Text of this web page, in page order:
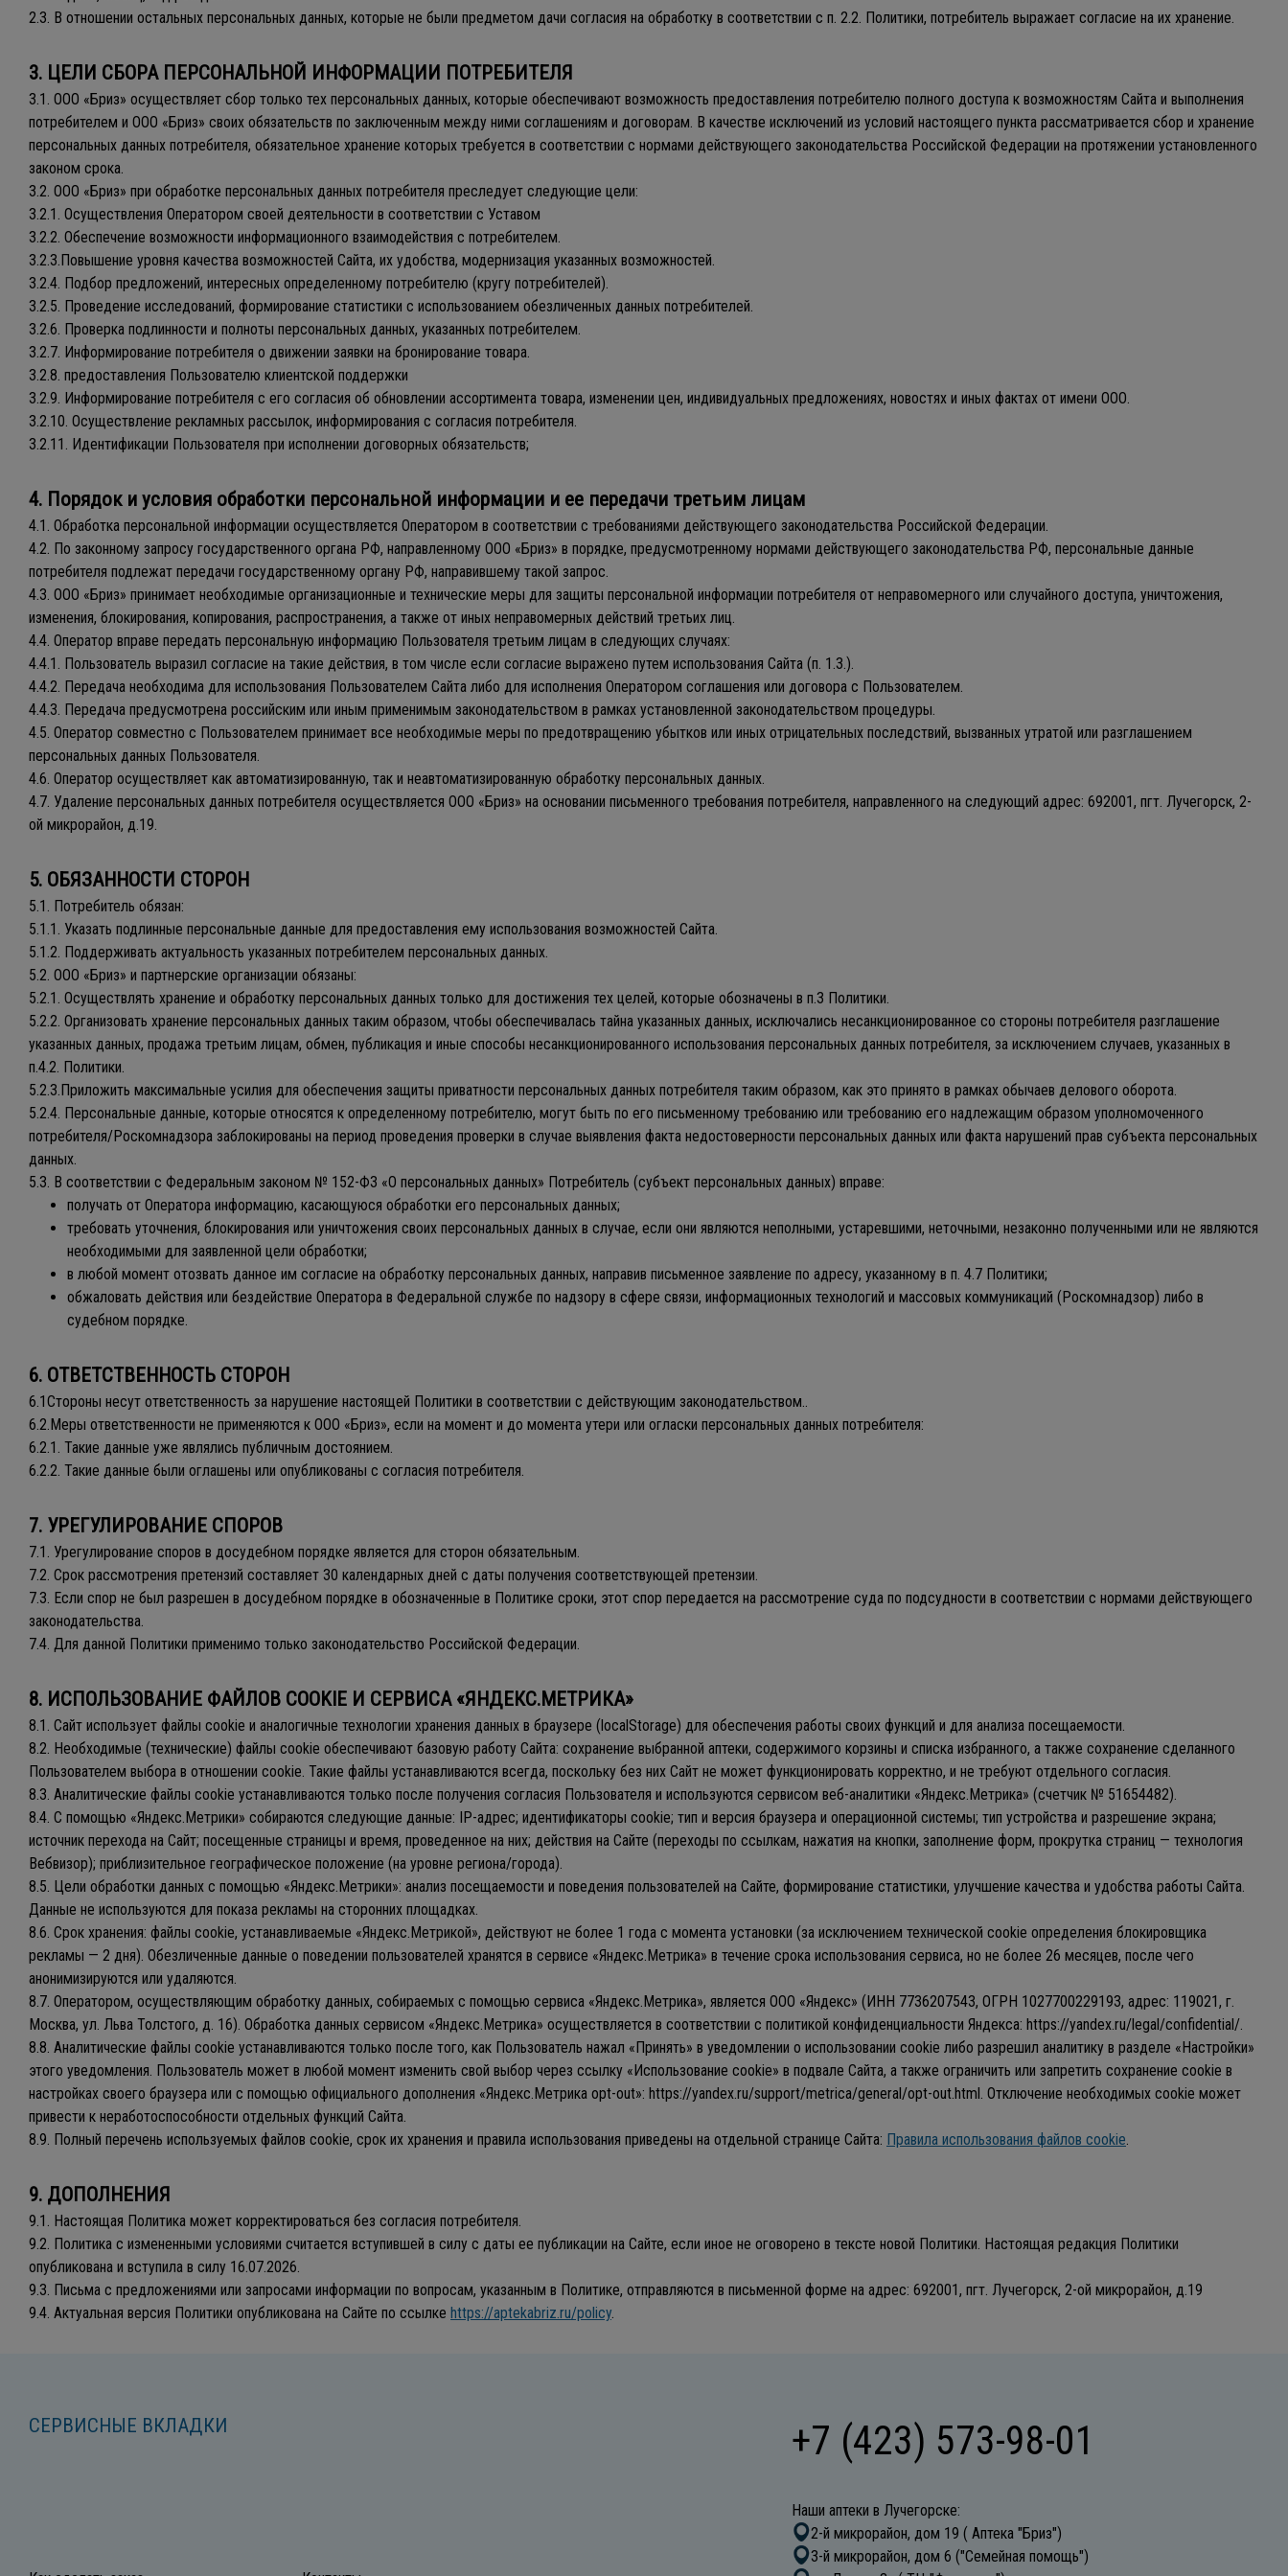
2.3. В отношении остальных персональных данных, которые не были предметом дачи согласия на обработку в соответствии с п. 2.2. Политики, потребитель выражает согласие на их хранение.
3. ЦЕЛИ СБОРА ПЕРСОНАЛЬНОЙ ИНФОРМАЦИИ ПОТРЕБИТЕЛЯ
3.1. ООО «Бриз» осуществляет сбор только тех персональных данных, которые обеспечивают возможность предоставления потребителю полного доступа к возможностям Сайта и выполнения
потребителем и ООО «Бриз» своих обязательств по заключенным между ними соглашениям и договорам. В качестве исключений из условий настоящего пункта рассматривается сбор и хранение
персональных данных потребителя, обязательное хранение которых требуется в соответствии с нормами действующего законодательства Российской Федерации на протяжении установленного
законом срока.
3.2. ООО «Бриз» при обработке персональных данных потребителя преследует следующие цели:
3.2.1. Осуществления Оператором своей деятельности в соответствии с Уставом
3.2.2. Обеспечение возможности информационного взаимодействия с потребителем.
3.2.3.Повышение уровня качества возможностей Сайта, их удобства, модернизация указанных возможностей.
3.2.4. Подбор предложений, интересных определенному потребителю (кругу потребителей).
3.2.5. Проведение исследований, формирование статистики с использованием обезличенных данных потребителей.
3.2.6. Проверка подлинности и полноты персональных данных, указанных потребителем.
3.2.7. Информирование потребителя о движении заявки на бронирование товара.
3.2.8. предоставления Пользователю клиентской поддержки
3.2.9. Информирование потребителя с его согласия об обновлении ассортимента товара, изменении цен, индивидуальных предложениях, новостях и иных фактах от имени ООО.
3.2.10. Осуществление рекламных рассылок, информирования с согласия потребителя.
3.2.11. Идентификации Пользователя при исполнении договорных обязательств;
4. Порядок и условия обработки персональной информации и ее передачи третьим лицам
4.1. Обработка персональной информации осуществляется Оператором в соответствии с требованиями действующего законодательства Российской Федерации.
4.2. По законному запросу государственного органа РФ, направленному ООО «Бриз» в порядке, предусмотренному нормами действующего законодательства РФ, персональные данные
потребителя подлежат передачи государственному органу РФ, направившему такой запрос.
4.3. ООО «Бриз» принимает необходимые организационные и технические меры для защиты персональной информации потребителя от неправомерного или случайного доступа, уничтожения,
изменения, блокирования, копирования, распространения, а также от иных неправомерных действий третьих лиц.
4.4. Оператор вправе передать персональную информацию Пользователя третьим лицам в следующих случаях:
4.4.1. Пользователь выразил согласие на такие действия, в том числе если согласие выражено путем использования Сайта (п. 1.3.).
4.4.2. Передача необходима для использования Пользователем Сайта либо для исполнения Оператором соглашения или договора с Пользователем.
4.4.3. Передача предусмотрена российским или иным применимым законодательством в рамках установленной законодательством процедуры.
4.5. Оператор совместно с Пользователем принимает все необходимые меры по предотвращению убытков или иных отрицательных последствий, вызванных утратой или разглашением
персональных данных Пользователя.
4.6. Оператор осуществляет как автоматизированную, так и неавтоматизированную обработку персональных данных.
4.7. Удаление персональных данных потребителя осуществляется ООО «Бриз» на основании письменного требования потребителя, направленного на следующий адрес: 692001, пгт. Лучегорск, 2-
ой микрорайон, д.19.
5. ОБЯЗАННОСТИ СТОРОН
5.1. Потребитель обязан:
5.1.1. Указать подлинные персональные данные для предоставления ему использования возможностей Сайта.
5.1.2. Поддерживать актуальность указанных потребителем персональных данных.
5.2. ООО «Бриз» и партнерские организации обязаны:
5.2.1. Осуществлять хранение и обработку персональных данных только для достижения тех целей, которые обозначены в п.3 Политики.
5.2.2. Организовать хранение персональных данных таким образом, чтобы обеспечивалась тайна указанных данных, исключались несанкционированное со стороны потребителя разглашение
указанных данных, продажа третьим лицам, обмен, публикация и иные способы несанкционированного использования персональных данных потребителя, за исключением случаев, указанных в
п.4.2. Политики.
5.2.3.Приложить максимальные усилия для обеспечения защиты приватности персональных данных потребителя таким образом, как это принято в рамках обычаев делового оборота.
5.2.4. Персональные данные, которые относятся к определенному потребителю, могут быть по его письменному требованию или требованию его надлежащим образом уполномоченного
потребителя/Роскомнадзора заблокированы на период проведения проверки в случае выявления факта недостоверности персональных данных или факта нарушений прав субъекта персональных
данных.
5.3. В соответствии с Федеральным законом № 152-ФЗ «О персональных данных» Потребитель (субъект персональных данных) вправе:
получать от Оператора информацию, касающуюся обработки его персональных данных;
требовать уточнения, блокирования или уничтожения своих персональных данных в случае, если они являются неполными, устаревшими, неточными, незаконно полученными или не являются
необходимыми для заявленной цели обработки;
в любой момент отозвать данное им согласие на обработку персональных данных, направив письменное заявление по адресу, указанному в п. 4.7 Политики;
обжаловать действия или бездействие Оператора в Федеральной службе по надзору в сфере связи, информационных технологий и массовых коммуникаций (Роскомнадзор) либо в
судебном порядке.
6. ОТВЕТСТВЕННОСТЬ СТОРОН
6.1Стороны несут ответственность за нарушение настоящей Политики в соответствии с действующим законодательством..
6.2.Меры ответственности не применяются к ООО «Бриз», если на момент и до момента утери или огласки персональных данных потребителя:
6.2.1. Такие данные уже являлись публичным достоянием.
6.2.2. Такие данные были оглашены или опубликованы с согласия потребителя.
7. УРЕГУЛИРОВАНИЕ СПОРОВ
7.1. Урегулирование споров в досудебном порядке является для сторон обязательным.
7.2. Срок рассмотрения претензий составляет 30 календарных дней с даты получения соответствующей претензии.
7.3. Если спор не был разрешен в досудебном порядке в обозначенные в Политике сроки, этот спор передается на рассмотрение суда по подсудности в соответствии с нормами действующего
законодательства.
7.4. Для данной Политики применимо только законодательство Российской Федерации.
8. ИСПОЛЬЗОВАНИЕ ФАЙЛОВ COOKIE И СЕРВИСА «ЯНДЕКС.МЕТРИКА»
8.1. Сайт использует файлы cookie и аналогичные технологии хранения данных в браузере (localStorage) для обеспечения работы своих функций и для анализа посещаемости.
8.2. Необходимые (технические) файлы cookie обеспечивают базовую работу Сайта: сохранение выбранной аптеки, содержимого корзины и списка избранного, а также сохранение сделанного
Пользователем выбора в отношении cookie. Такие файлы устанавливаются всегда, поскольку без них Сайт не может функционировать корректно, и не требуют отдельного согласия.
8.3. Аналитические файлы cookie устанавливаются только после получения согласия Пользователя и используются сервисом веб-аналитики «Яндекс.Метрика» (счетчик № 51654482).
8.4. С помощью «Яндекс.Метрики» собираются следующие данные: IP-адрес; идентификаторы cookie; тип и версия браузера и операционной системы; тип устройства и разрешение экрана;
источник перехода на Сайт; посещенные страницы и время, проведенное на них; действия на Сайте (переходы по ссылкам, нажатия на кнопки, заполнение форм, прокрутка страниц — технология
Вебвизор); приблизительное географическое положение (на уровне региона/города).
8.5. Цели обработки данных с помощью «Яндекс.Метрики»: анализ посещаемости и поведения пользователей на Сайте, формирование статистики, улучшение качества и удобства работы Сайта.
Данные не используются для показа рекламы на сторонних площадках.
8.6. Срок хранения: файлы cookie, устанавливаемые «Яндекс.Метрикой», действуют не более 1 года с момента установки (за исключением технической cookie определения блокировщика
рекламы — 2 дня). Обезличенные данные о поведении пользователей хранятся в сервисе «Яндекс.Метрика» в течение срока использования сервиса, но не более 26 месяцев, после чего
анонимизируются или удаляются.
8.7. Оператором, осуществляющим обработку данных, собираемых с помощью сервиса «Яндекс.Метрика», является ООО «Яндекс» (ИНН 7736207543, ОГРН 1027700229193, адрес: 119021, г.
Москва, ул. Льва Толстого, д. 16). Обработка данных сервисом «Яндекс.Метрика» осуществляется в соответствии с политикой конфиденциальности Яндекса: https://yandex.ru/legal/confidential/.
8.8. Аналитические файлы cookie устанавливаются только после того, как Пользователь нажал «Принять» в уведомлении о использовании cookie либо разрешил аналитику в разделе «Настройки»
этого уведомления. Пользователь может в любой момент изменить свой выбор через ссылку «Использование cookie» в подвале Сайта, а также ограничить или запретить сохранение cookie в
настройках своего браузера или с помощью официального дополнения «Яндекс.Метрика opt-out»: https://yandex.ru/support/metrica/general/opt-out.html. Отключение необходимых cookie может
привести к неработоспособности отдельных функций Сайта.
8.9. Полный перечень используемых файлов cookie, срок их хранения и правила использования приведены на отдельной странице Сайта: Правила использования файлов cookie.
9. ДОПОЛНЕНИЯ
9.1. Настоящая Политика может корректироваться без согласия потребителя.
9.2. Политика с измененными условиями считается вступившей в силу с даты ее публикации на Сайте, если иное не оговорено в тексте новой Политики. Настоящая редакция Политики
опубликована и вступила в силу 16.07.2026.
9.3. Письма с предложениями или запросами информации по вопросам, указанным в Политике, отправляются в письменной форме на адрес: 692001, пгт. Лучегорск, 2-ой микрорайон, д.19
9.4. Актуальная версия Политики опубликована на Сайте по ссылке https://aptekabriz.ru/policy.
СЕРВИСНЫЕ ВКЛАДКИ +7 (423) 573-98-01
Наши аптеки в Лучегорске:
2-й микрорайон, дом 19 ( Аптека "Бриз")
3-й микрорайон, дом 6 ("Семейная помощь")